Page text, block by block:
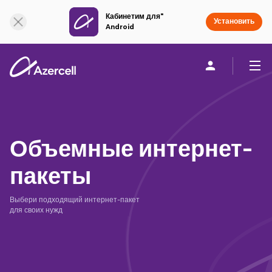
Кабинетим для"
Android
Установить
akart
Присоединяйся к Azercell
Тарифы и услуги
Объемные интернет-
пакеты
Выбери подходящий интернет-пакет
для своих нужд
Онлайн поддержка